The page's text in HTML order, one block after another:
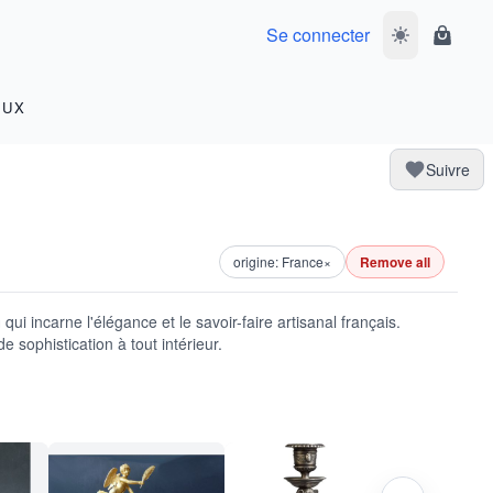
Se connecter Basculer le
Panier
Suivre
origine: France× Remove all
incarne l'élégance et le savoir-faire artisanal français.
sophistication à tout intérieur.